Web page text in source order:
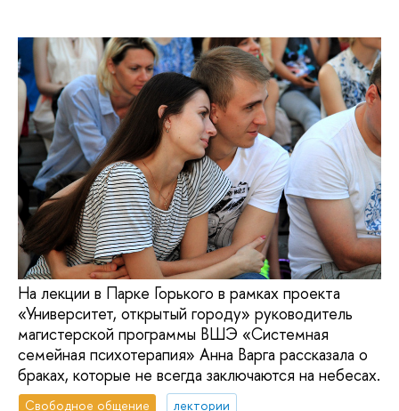
На лекции в Парке Горького в рамках проекта
«Университет, открытый городу» руководитель
магистерской программы ВШЭ «Системная
семейная психотерапия» Анна Варга рассказала о
браках, которые не всегда заключаются на небесах.
Свободное общение
лектории